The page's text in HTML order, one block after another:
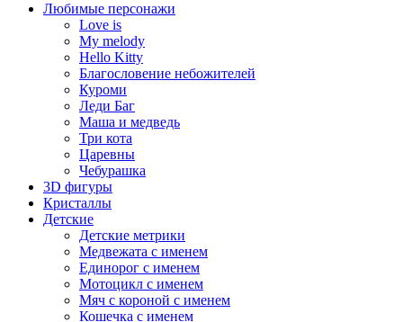
Любимые персонажи
Love is
My melody
Hello Kitty
Благословение небожителей
Куроми
Леди Баг
Маша и медведь
Три кота
Царевны
Чебурашка
3D фигуры
Кристаллы
Детские
Детские метрики
Медвежата с именем
Единорог с именем
Мотоцикл с именем
Мяч с короной с именем
Кошечка с именем